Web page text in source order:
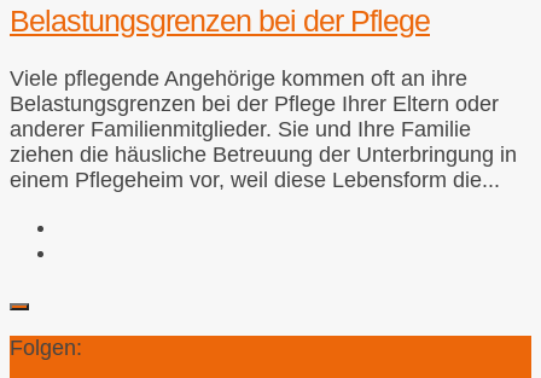
Belastungsgrenzen bei der Pflege
Viele pflegende Angehörige kommen oft an ihre
Belastungsgrenzen bei der Pflege Ihrer Eltern oder
anderer Familienmitglieder. Sie und Ihre Familie
ziehen die häusliche Betreuung der Unterbringung in
einem Pflegeheim vor, weil diese Lebensform die...
Folgen: